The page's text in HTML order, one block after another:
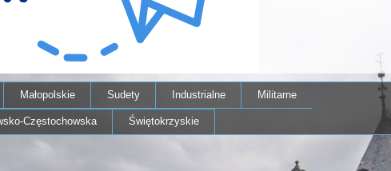
Małopolskie Sudety Industrialne Militarne
Częstochowska Świętokrzyskie